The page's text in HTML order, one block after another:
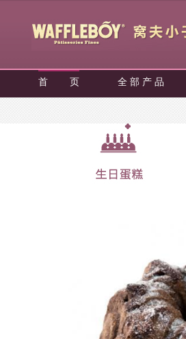
首 页 全 部 产 品